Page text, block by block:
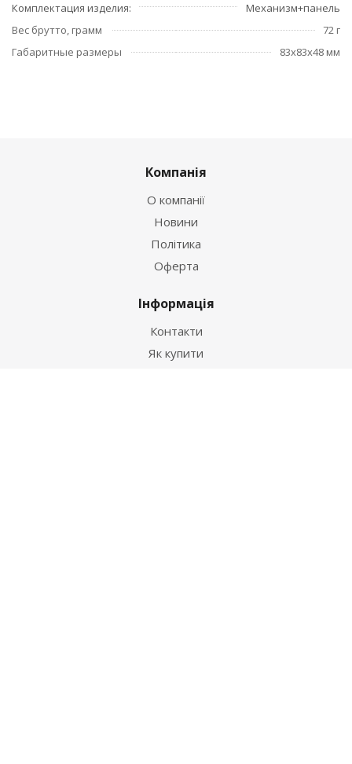
Комплектация изделия
Механизм+панель
Вес брутто, грамм
72 г
Габаритные размеры
83x83x48 мм
Компанія
О компанії
Новини
Політика
Оферта
Інформація
Контакти
Як купити